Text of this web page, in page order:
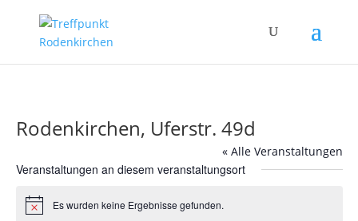
Rodenkirchen, Uferstr. 49d
« Alle Veranstaltungen
Veranstaltungen an diesem veranstaltungsort
HinweisEs wurden keine Ergebnisse gefunden.